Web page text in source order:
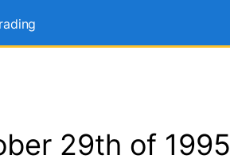
29th of 1995